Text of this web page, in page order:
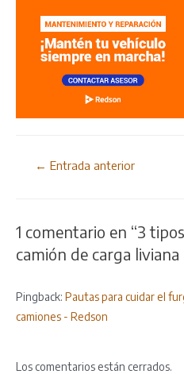
Navegación
← Entrada anterior
1 comentario en “3
camión de carga liviana
Pingback: Pautas para cuidar el
camiones - Redson
Los comentarios están cerrados.